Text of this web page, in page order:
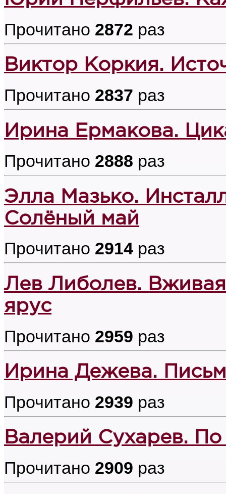
Прочитано 2872 раз
Виктор Коркия.
Прочитано 2837 раз
Ирина Ермакова.
Прочитано 2888 раз
Элла Мазько.
Солёный май
Прочитано 2914 раз
Лев Либолев.
ярус
Прочитано 2959 раз
Ирина Дежева.
Прочитано 2939 раз
Валерий Сухарев.
Прочитано 2909 раз